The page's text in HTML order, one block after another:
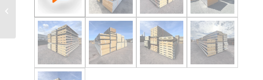
Sandwichplatten 2. Wahl
Direktanfrage